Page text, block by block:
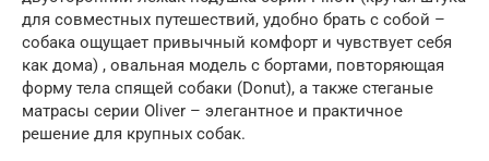
для совместных путешествий, удобно брать с собой –
собака ощущает привычный комфорт и чувствует себя
как дома) , овальная модель с бортами, повторяющая
форму тела спящей собаки (Donut), а также стеганые
матрасы серии Oliver – элегантное и практичное
решение для крупных собак.